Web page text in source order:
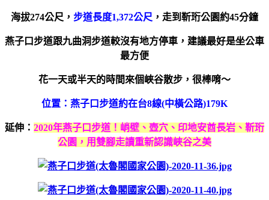
海拔274公尺， 步道長度1,372公尺 ，走到靳珩公園約45分鐘
燕子口步道跟九曲洞步道較沒有地方停車，建議最好是坐公車
最方便
花一天或半天的時間來個峽谷散步，很棒唷～
位置：燕子口步道約在台8線(中橫公路)179K
延伸： 2020年燕子口步道！峭壁、壺穴、印地安酋長岩、靳珩
公園，用雙腳走讀重新認識峽谷之美